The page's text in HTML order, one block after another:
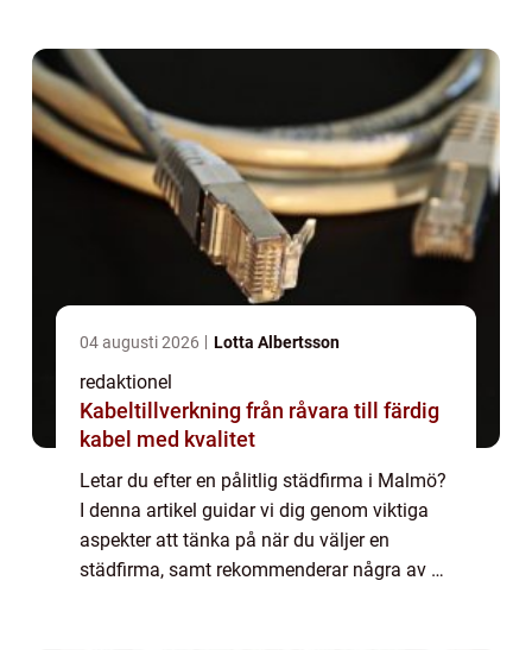
04 augusti 2026 Lotta Albertsson
redaktionel
Kabeltillverkning från råvara till färdig
kabel med kvalitet
Letar du efter en pålitlig städfirma i Malmö?
I denna artikel guidar vi dig genom viktiga
aspekter att tänka på när du väljer en
städfirma, samt rekommenderar några av de